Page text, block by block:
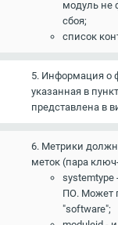
модуль не
сбоя;
список
5. Информация о
указанная в
представлена в
6. Метрики
меток (пара
systemtype
ПО. Может
"software";